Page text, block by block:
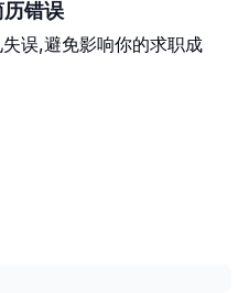
历错误
误,避免影响你的求职成